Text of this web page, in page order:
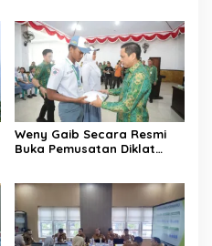
Weny Gaib Secara Resmi
Buka Pemusatan Diklat